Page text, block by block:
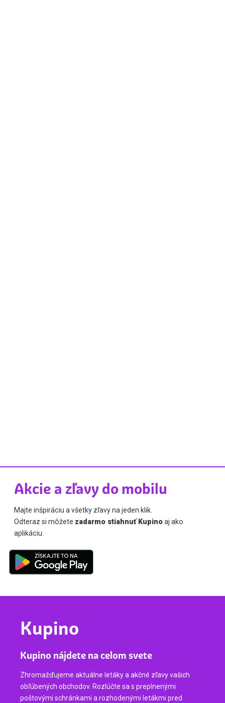
Akcie a zľavy do mobilu
Majte inšpiráciu a všetky zľavy na jeden klik.
Odteraz si môžete zadarmo stiahnuť Kupinoaj ako
aplikáciu.
Kupino
Kupino nájdete na celom svete
Zhromažďujeme aktuálne letáky a akčné zľavy vašich
obľúbených obchodov. Rozlúčte sa s preplnenými
poštovými schránkami a rozhodenými letákmi pred